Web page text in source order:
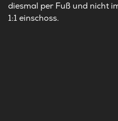
diesmal per Fuß und nicht
1:1 einschoss.